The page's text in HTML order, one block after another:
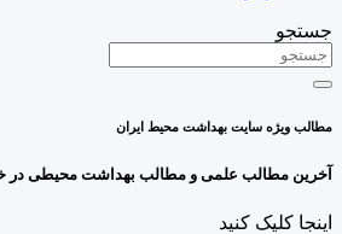
جستجو
مطالب ویژه سایت بهداشت محیط ایران
آخرین مطالب علمی و مطالب بهداشت محیطی در
اینجا کلیک کنید